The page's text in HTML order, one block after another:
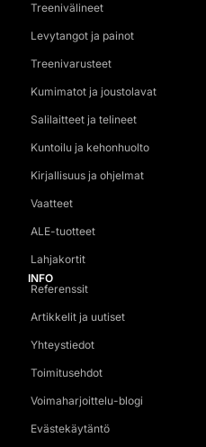
Treenivälineet
Levytangot ja painot
Treenivarusteet
Kumimatot ja joustolavat
Salilaitteet ja telineet
Kuntoilu ja kehonhuolto
Kirjallisuus ja ohjelmat
Vaatteet
ALE-tuotteet
Lahjakortit
INFO
Referenssit
Artikkelit ja uutiset
Yhteystiedot
Toimitusehdot
Voimaharjoittelu-blogi
Evästekäytäntö